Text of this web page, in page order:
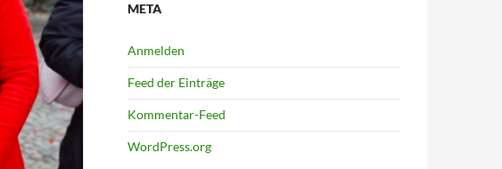
META
Anmelden
Feed der Einträge
Kommentar-Feed
WordPress.org